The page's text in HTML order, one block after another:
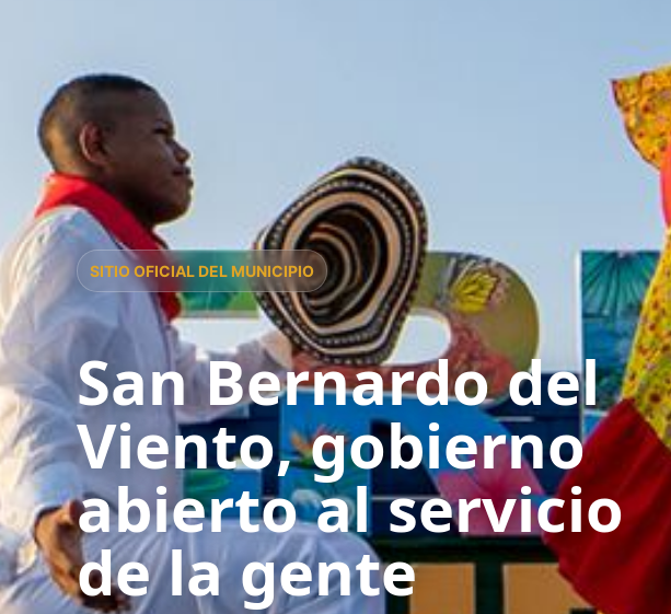
SITIO OFICIAL DEL MUNICIPIO
San Bernardo del
Viento, gobierno
abierto al servicio
de la gente